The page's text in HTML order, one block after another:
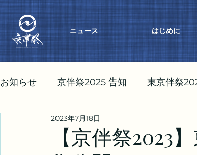
ニュース はじめに
お知らせ 京伴祭2025 告知 東京伴祭
東京伴祭2023 告知
【京伴祭2023
2023年7月18日